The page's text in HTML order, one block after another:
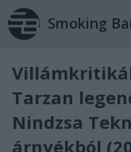
Smoking
Tarzan
Nindzsa
árnyékból